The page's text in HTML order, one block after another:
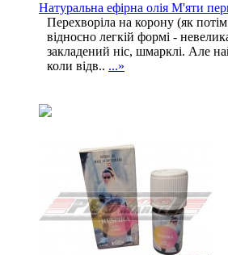
Натуральна ефірна олія М'яти
Перехворіла на корону (як
відносно легкій формі -
закладений ніс, шмарклі. Але
коли відв.. ...»